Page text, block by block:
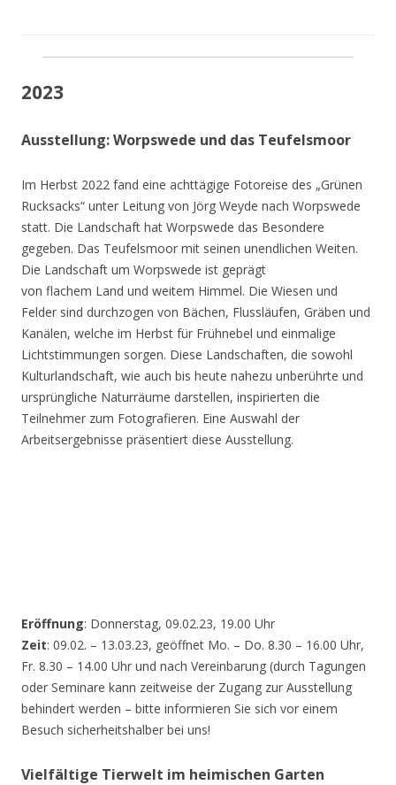
2023
Ausstellung: Worpswede und das Teufelsmoor
Im Herbst 2022 fand eine achttägige Fotoreise des „Grünen
Rucksacks“ unter Leitung von Jörg Weyde nach Worpswede
statt. Die Landschaft hat Worpswede das Besondere
gegeben. Das Teufelsmoor mit seinen unendlichen Weiten.
Die Landschaft um Worpswede ist geprägt
von flachem Land und weitem Himmel. Die Wiesen und
Felder sind durchzogen von Bächen, Flussläufen, Gräben und
Kanälen, welche im Herbst für Frühnebel und einmalige
Lichtstimmungen sorgen. Diese Landschaften, die sowohl
Kulturlandschaft, wie auch bis heute nahezu unberührte und
ursprüngliche Naturräume darstellen, inspirierten die
Teilnehmer zum Fotografieren. Eine Auswahl der
Arbeitsergebnisse präsentiert diese Ausstellung.
Eröffnung: Donnerstag, 09.02.23, 19.00 Uhr
Zeit: 09.02. – 13.03.23, geöffnet Mo. – Do. 8.30 – 16.00 Uhr,
Fr. 8.30 – 14.00 Uhr und nach Vereinbarung (durch Tagungen
oder Seminare kann zeitweise der Zugang zur Ausstellung
behindert werden – bitte informieren Sie sich vor einem
Besuch sicherheitshalber bei uns!
Vielfältige Tierwelt im heimischen Garten